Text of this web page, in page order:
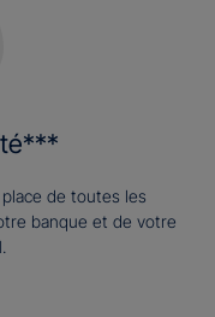
de toutes les
banque et de votre